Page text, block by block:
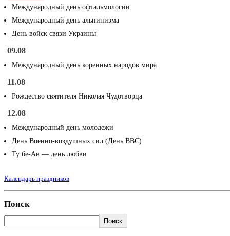
Международный день офтальмологии
Международный день альпинизма
День войск связи Украины
09.08
Международный день коренных народов мира
11.08
Рождество святителя Николая Чудотворца
12.08
Международный день молодежи
День Военно-воздушных сил (День ВВС)
Ту бе-Ав — день любви
Календарь праздников
Поиск
Поиск